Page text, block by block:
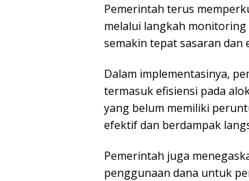
Pemerintah terus
melalui langkah monitoring
semakin tepat sasaran dan
Dalam implementasinya,
termasuk efisiensi pada
yang belum memiliki
efektif dan berdampak
Pemerintah juga
penggunaan dana untuk